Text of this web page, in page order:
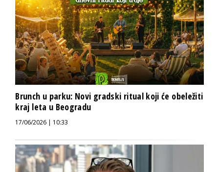
Brunch u parku: Novi gradski ritual koji će obeležiti
kraj leta u Beogradu
17/06/2026 | 10:33